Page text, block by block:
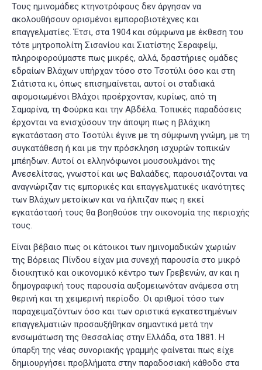
Τους ημινομάδες κτηνοτρόφους δεν άργησαν να
ακολουθήσουν ορισμένοι εμποροβιοτέχνες και
επαγγελματίες. Έτσι, στα 1904 και σύμφωνα με έκθεση του
τότε μητροπολίτη Σισανίου και Σιατίστης Σεραφείμ,
πληροφορούμαστε πως μικρές, αλλά, δραστήριες ομάδες
εδραίων Βλάχων υπήρχαν τόσο στο Τσοτύλι όσο και στη
Σιάτιστα κι, όπως επισημαίνεται, αυτοί οι σταδιακά
αφομοιωμένοι Βλάχοι προέρχονταν, κυρίως, από τη
Σαμαρίνα, τη Φούρκα και την Αβδέλα. Τοπικές παραδόσεις
έρχονται να ενισχύσουν την άποψη πως η βλάχικη
εγκατάσταση στο Τσοτύλι έγινε με τη σύμφωνη γνώμη, με τη
συγκατάθεση ή και με την πρόσκληση ισχυρών τοπικών
μπέηδων. Αυτοί οι ελληνόφωνοι μουσουλμάνοι της
Ανεσελίτσας, γνωστοί και ως Βαλαάδες, παρουσιάζονται να
αναγνώριζαν τις εμπορικές και επαγγελματικές ικανότητες
των Βλάχων μετοίκων και να ήλπιζαν πως η εκεί
εγκατάστασή τους θα βοηθούσε την οικονομία της περιοχής
τους.
Είναι βέβαιο πως οι κάτοικοι των ημινομαδικών χωριών
της Βόρειας Πίνδου είχαν μια συνεχή παρουσία στο μικρό
διοικητικό και οικονομικό κέντρο των Γρεβενών, αν και η
δημογραφική τους παρουσία αυξομειωνόταν ανάμεσα στη
θερινή και τη χειμερινή περίοδο. Οι αριθμοί τόσο των
παραχειμαζόντων όσο και των οριστικά εγκατεστημένων
επαγγελματιών προσαυξήθηκαν σημαντικά μετά την
ενσωμάτωση της Θεσσαλίας στην Ελλάδα, στα 1881. Η
ύπαρξη της νέας συνοριακής γραμμής φαίνεται πως είχε
δημιουργήσει προβλήματα στην παραδοσιακή κάθοδο στα